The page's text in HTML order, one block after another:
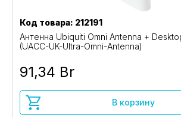
Код товара: 212191
Антенна Ubiquiti Omni Antenna +
(UACC-UK-Ultra-Omni-Antenna)
91,34 Br
В корзину